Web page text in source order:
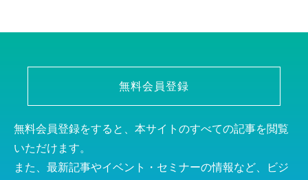
無料会員登録
無料会員登録をすると、本サイトのすべての記事を閲覧
いただけます。
また、最新記事やイベント・セミナーの情報など、ビジ